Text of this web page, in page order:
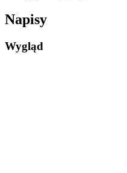
Napisy
Wygląd